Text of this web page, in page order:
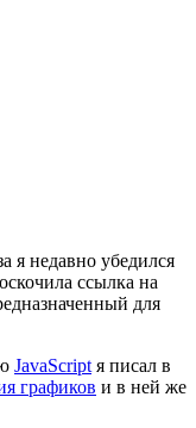
я недавно убедился
ссылка на
для
JavaScript я писал в
графиков и в ней же